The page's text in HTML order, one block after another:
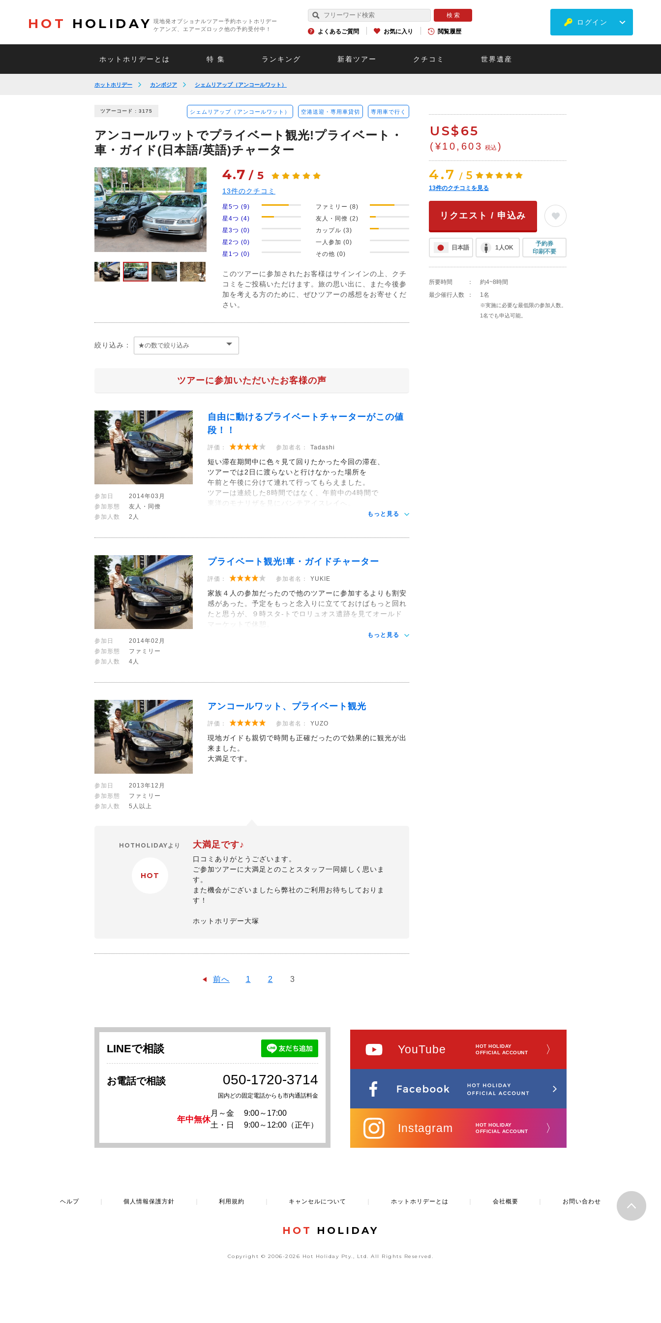
HOT HOLIDAY
現地発オプショナルツアー予約ホットホリデー
ケアンズ、エアーズロック他の予約受付中！
よくあるご質問 お気に入り 閲覧履歴
ログイン
ホットホリデーとは 特 集 ランキング 新着ツアー クチコミ 世界遺産
ホットホリデー カンボジア シェムリアップ（アンコールワット）
ツアーコード : 3175 シェムリアップ（アンコールワット） 空港送迎・専用車貸切 専用車で行く
アンコールワットでプライベート観光!プライベート・
車・ガイド(日本語/英語)チャーター
4.7 / 5
13件のクチコミ
星5つ (9)
星4つ (4)
星3つ (0)
星2つ (0)
星1つ (0)
ファミリー (8)
友人・同僚 (2)
カップル (3)
一人参加 (0)
その他 (0)
このツアーに参加されたお客様はサインインの上、クチ
コミをご投稿いただけます。旅の思い出に、また今後参
加を考える方のために、ぜひツアーの感想をお寄せくだ
さい。
絞り込み：
ツアーに参加いただいたお客様の声
自由に動けるプライベートチャーターがこの値
段！！
評価： 参加者名： Tadashi
短い滞在期間中に色々見て回りたかった今回の滞在、
ツアーでは2日に渡らないと行けなかった場所を
午前と午後に分けて連れて行ってもらえました。
ツアーは連続した8時間ではなく、午前中の4時間で
東洋のモナリザを見にバンテアイスレイへ。
もっと見る
参加日
2014年03月
参加形態
友人・同僚
参加人数
2人
プライベート観光!車・ガイドチャーター
評価： 参加者名： YUKIE
家族４人の参加だったので他のツアーに参加するよりも割安
感があった。予定をもっと念入りに立てておけばもっと回れ
たと思うが、９時スタ-トでロリュオス遺跡を見てオールド
マーケットで休憩。
もっと見る
参加日
2014年02月
参加形態
ファミリー
参加人数
4人
アンコールワット、プライベート観光
評価： 参加者名： YUZO
現地ガイドも親切で時間も正確だったので効果的に観光が出
来ました。
大満足です。
参加日
2013年12月
参加形態
ファミリー
参加人数
5人以上
HOTHOLIDAYより
HOT
大満足です♪
口コミありがとうございます。
ご参加ツアーに大満足とのことスタッフ一同嬉しく思いま
す。
また機会がございましたら弊社のご利用お待ちしておりま
す！
ホットホリデー大塚
前へ 1 2 3
US$65
(¥10,603 税込 )
4.7 / 5
13件のクチコミを見る
リクエスト / 申込み
日本語 1人OK
予約券
印刷不要
所要時間 ：
約4~8時間
最少催行人数
： 1名
※実施に必要な最低限の参加人数。
1名でも申込可能。
LINEで相談
お電話で相談 050-1720-3714
国内どの固定電話からも市内通話料金
年中無休
月～金
9:00～17:00
土・日
9:00～12:00（正午）
YouTube
HOT HOLIDAY
OFFICIAL ACCOUNT
〉
Instagram
HOT HOLIDAY
OFFICIAL ACCOUNT
〉
ヘルプ 個人情報保護方針 利用規約 キャンセルについて ホットホリデーとは 会社概要 お問い合わせ
HOT HOLIDAY
Copyright © 2006-2026 Hot Holiday Pty., Ltd.All Rights Reserved.